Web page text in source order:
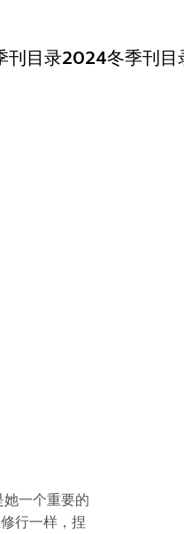
刊目录2024冬季刊目
一个重要的
行一样，捏